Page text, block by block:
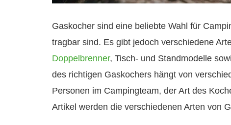
Gaskocher sind eine beliebte Wahl für
tragbar sind. Es gibt jedoch verschiedene
Doppelbrenner, Tisch- und Standmodelle
des richtigen Gaskochers hängt von
Personen im Campingteam, der Art des
Artikel werden die verschiedenen Arten von